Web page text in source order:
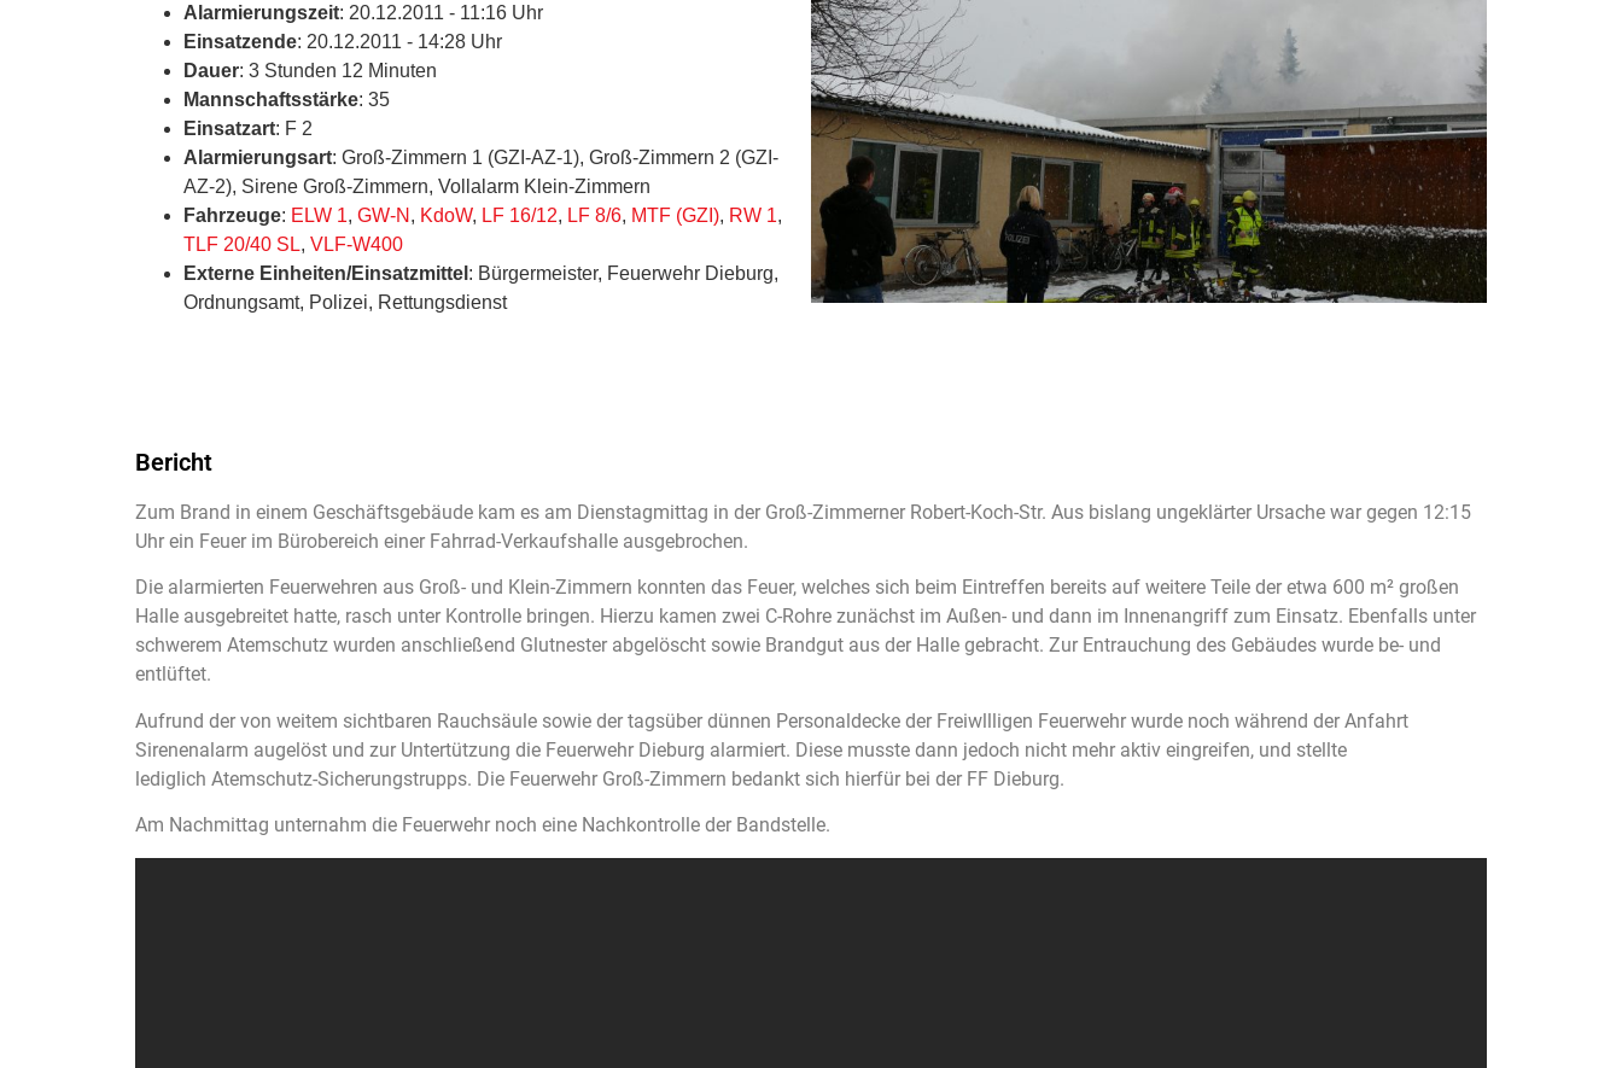
Alarmierungszeit: 20.12.2011 - 11:16 Uhr
Einsatzende: 20.12.2011 - 14:28 Uhr
Dauer: 3 Stunden 12 Minuten
Mannschaftsstärke: 35
Einsatzart: F 2
Alarmierungsart: Groß-Zimmern 1 (GZI-AZ-1), Groß-Zimmern 2 (GZI-
AZ-2), Sirene Groß-Zimmern, Vollalarm Klein-Zimmern
Fahrzeuge: ELW 1, GW-N , KdoW, LF 16/12, LF 8/6, MTF (GZI), RW 1,
TLF 20/40 SL, VLF-W400
Externe Einheiten/Einsatzmittel : Bürgermeister, Feuerwehr Dieburg,
Ordnungsamt, Polizei, Rettungsdienst
Bericht
Zum Brand in einem Geschäftsgebäude kam es am Dienstagmittag in der Groß-Zimmerner Robert-Koch-Str. Aus bislang ungeklärter Ursache war gegen 12:15
Uhr ein Feuer im Bürobereich einer Fahrrad-Verkaufshalle ausgebrochen.
Die alarmierten Feuerwehren aus Groß- und Klein-Zimmern konnten das Feuer, welches sich beim Eintreffen bereits auf weitere Teile der etwa 600 m² großen
Halle ausgebreitet hatte, rasch unter Kontrolle bringen. Hierzu kamen zwei C-Rohre zunächst im Außen- und dann im Innenangriff zum Einsatz. Ebenfalls unter
schwerem Atemschutz wurden anschließend Glutnester abgelöscht sowie Brandgut aus der Halle gebracht. Zur Entrauchung des Gebäudes wurde be- und
entlüftet.
Aufrund der von weitem sichtbaren Rauchsäule sowie der tagsüber dünnen Personaldecke der Freiwllligen Feuerwehr wurde noch während der Anfahrt
Sirenenalarm augelöst und zur Untertützung die Feuerwehr Dieburg alarmiert. Diese musste dann jedoch nicht mehr aktiv eingreifen, und stellte
lediglich Atemschutz-Sicherungstrupps. Die Feuerwehr Groß-Zimmern bedankt sich hierfür bei der FF Dieburg.
Am Nachmittag unternahm die Feuerwehr noch eine Nachkontrolle der Bandstelle.